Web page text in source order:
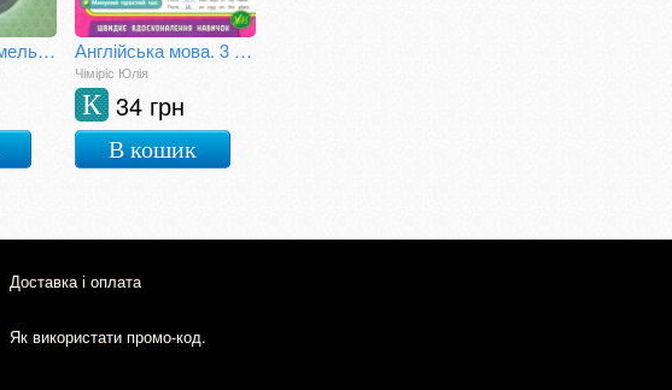
Казка старого мельника Англійська мова. 3 клас. Зошит практичних завдань
Чіміріс Юлія
34 грн
К
В кошик
Доставка і оплата
Як використати промо-код.